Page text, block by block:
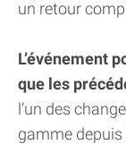
un retour
L’événement
que les
l’un des
gamme depuis